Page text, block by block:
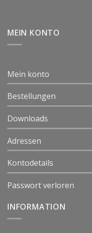
MEIN KONTO
Mein konto
Bestellungen
Downloads
Adressen
Kontodetails
Passwort verloren
INFORMATION